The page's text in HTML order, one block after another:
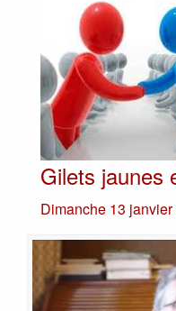
Gilets jaunes
Dimanche 13